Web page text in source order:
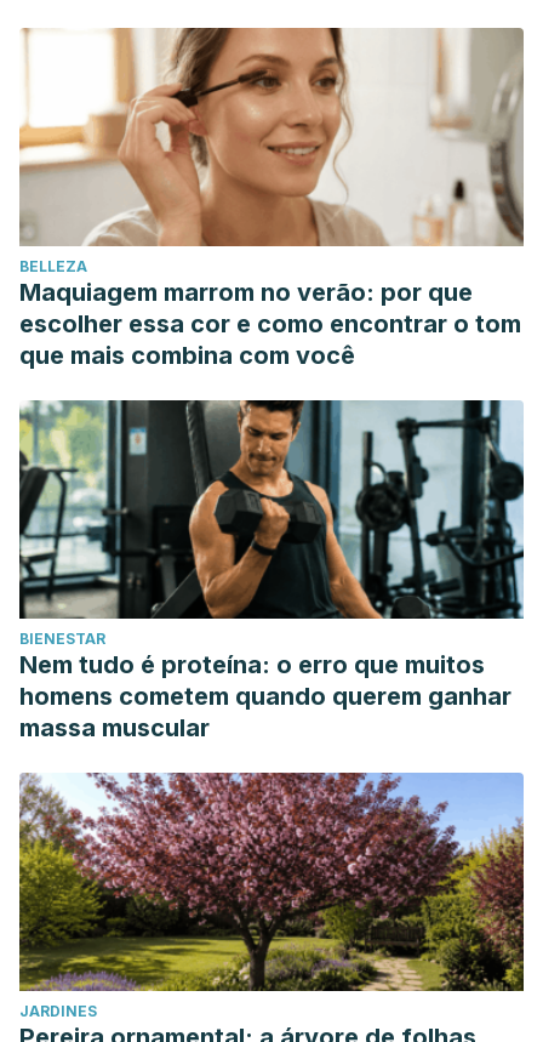
BELLEZA
Maquiagem marrom no verão: por que
escolher essa cor e como encontrar o tom
que mais combina com você
BIENESTAR
Nem tudo é proteína: o erro que muitos
homens cometem quando querem ganhar
massa muscular
JARDINES